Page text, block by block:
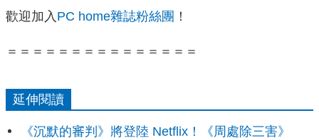
歡迎加入 PC home雜誌粉絲團 ！
＝＝＝＝＝＝＝＝＝＝＝＝＝＝＝
延伸閱讀
《沉默的審判》將登陸 Netflix！《周處除三害》